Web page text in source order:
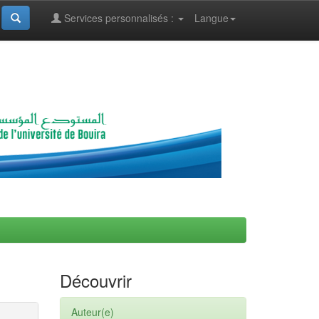
Langue
Services personnalisés :
Découvrir
Auteur(e)